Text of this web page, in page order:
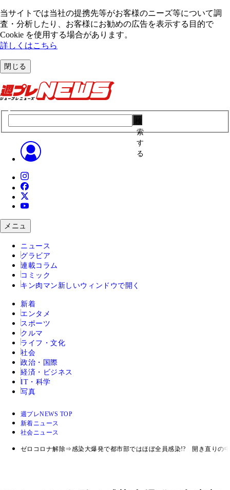
当サイトでは当社の提携先等がお客様のニーズ等について調
査・分析したり、お客様にお勧めの広告を表⽰する⽬的で
Cookie を使⽤する場合があります。
詳しくはこちら
閉じる
索
す
る
メニュ
ニュース
グラビア
連載コラム
コミック
キン肉マン 新しいウィンドウで開く
新着
エンタメ
スポーツ
クルマ
ライフ・文化
社会
政治・国際
経済・ビジネス
IT・科学
写真
週プレNEWS TOP
新着ニュース
社会ニュース
ゼロコロナ解除⇒感染大爆発で都市部ではほぼ全員感染!? 開き直りの